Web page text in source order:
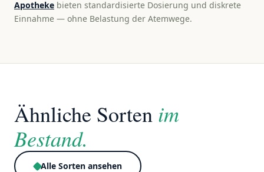
Apotheke bieten standardisierte Dosierung und diskrete
Einnahme — ohne Belastung der Atemwege.
Ähnliche Sorten im
Bestand.
Alle Sorten ansehen